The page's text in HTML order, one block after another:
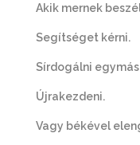
Akik mernek
Segítséget kérni.
Sírdogálni
Újrakezdeni.
Vagy békével